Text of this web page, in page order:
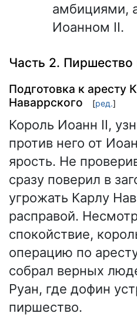
амбициями,
Иоанном II.
Часть 2. Пиршество
Подготовка к аресту
Наваррского
[ред.]
Король Иоанн II,
против него от
ярость. Не
сразу поверил в
угрожать Карлу
расправой.
спокойствие,
операцию по
собрал верных
Руан, где дофин
пиршество.